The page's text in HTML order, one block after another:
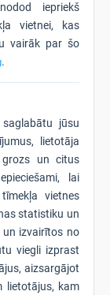
iepriekš
vietnei, kas
vairāk par šo
.
jūsu
lietotāja
un citus
lai
vietnes
statistiku un
izvairītos no
viegli izprast
aizsargājot
lietotājus, kam